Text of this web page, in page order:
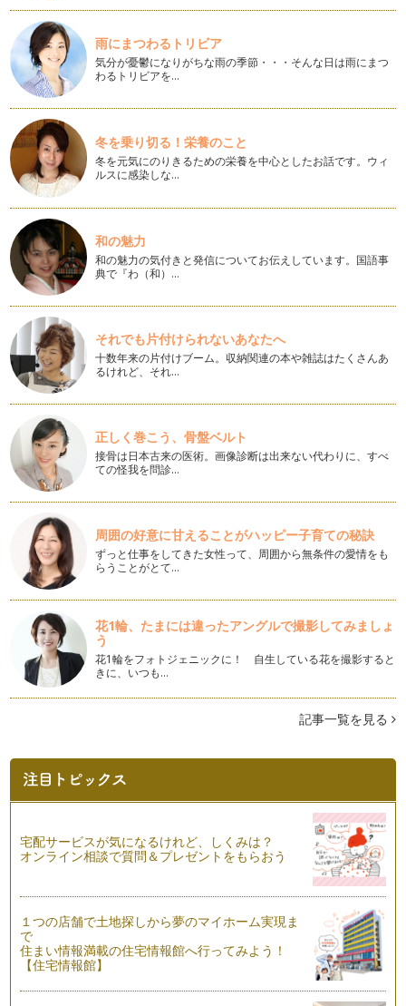
な！」というお宅を見つけたりするもの…
マンション暮らしの常識
初めてのマンション暮らしを経験すると、住んで初めて分かる
ことがたくさんあります。一戸建てで…
大きな分譲住宅地の魅力とは
一戸建てを探していると、ハウスメーカーなどが大規模開発し
た分譲住宅地や宅地を目にする機会が…
マイホームがほしいとき、何から始めたらいい？
憧れのマイホーム、いつかは欲しいと思っているけれど、「い
ろいろ調べるのが大変そう、住宅の用…
最寄駅から遠い、バス便の住み心地
マイホームへの希望条件を出してもらうと、ほとんどの方が
「駅に近いところ」と挙げられます。最…
マンションはどこで買えばいい？
「新築マンションはモデルルームがあるけど、中古マンション
はどこで買うの？」と、思ったことは…
収納スペースと家族の関係は
「マイホームが欲しいのは、今の住まいに満足していないか
ら？」 そう聞かれて頷く人も…
子どもとペット、一緒に暮らしたい！
内閣府の調査によると、ペット飼育がよい理由として「生活に
うるおいや安らぎが生まれる」と答え…
住宅ローン以外にも必要なお金がある！
気に入った物件があって、モデルルームや現地を見学したあと
には、資金計画を立ててもらうことが…
「日当たり」が住み心地を決める!?
マイホームを持つなら「日当たりがいい、明るい家がいい」と
誰もが思うもの。日当たりがいい＝幸…
間取図を細かく見て必要な情報をチェック！
先日、新築マンションの内覧会に行った友人から「スロップシ
「住宅展示場って、何か敷居が高い」って、思っていません
か？ たしかに、漠然と家が欲しいなぁ…
子どもの成長に合わせて「そろそろマイホームがほしい」と思
って、パパに話をしてみると「まだい…
新築マンションを購入する場合は、一般的に未完成のうちにモ
デルルームや図面を見て契約。建物が…
子育てがラクになる親子近居
結婚後、親子の住居は「スープの冷めない距離」がいいと昔か
ら言われてきました。 近く…
雨にまつわるトリビア
気分が憂鬱になりがちな雨の季節・・・そんな日は雨にまつ
わるトリビアを…
冬を乗り切る！栄養のこと
冬を元気にのりきるための栄養を中心としたお話です。ウィ
ルスに感染しな…
和の魅力
和の魅力の気付きと発信についてお伝えしています。国語事
典で『わ（和）…
それでも片付けられないあなたへ
十数年来の片付けブーム。収納関連の本や雑誌はたくさんあ
るけれど、それ…
正しく巻こう、骨盤ベルト
接骨は日本古来の医術。画像診断は出来ない代わりに、すべ
ての怪我を問診…
周囲の好意に甘えることがハッピー子育ての秘訣
ずっと仕事をしてきた女性って、周囲から無条件の愛情をも
らうことがとて…
花1輪、たまには違ったアングルで撮影してみましょ
う
花1輪をフォトジェニックに！ 自生している花を撮影すると
きに、いつも…
記事一覧を見る
宅配サービスが気になるけれど、しくみは？
オンライン相談で質問＆プレゼントをもらおう
１つの店舗で土地探しから夢のマイホーム実現ま
で
住まい情報満載の住宅情報館へ行ってみよう！
【住宅情報館】